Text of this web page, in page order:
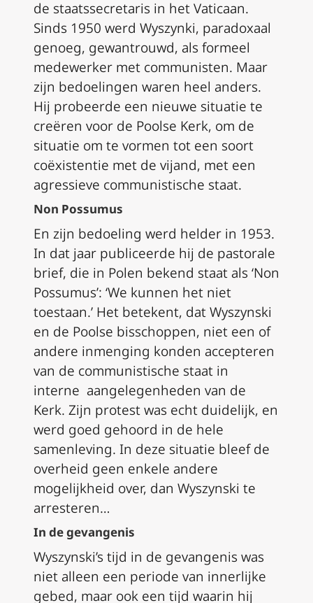
de staatssecretaris in het Vaticaan.
Sinds 1950 werd Wyszynki, paradoxaal
genoeg, gewantrouwd, als formeel
medewerker met communisten. Maar
zijn bedoelingen waren heel anders.
Hij probeerde een nieuwe situatie te
creëren voor de Poolse Kerk, om de
situatie om te vormen tot een soort
coëxistentie met de vijand, met een
agressieve communistische staat.
Non Possumus
En zijn bedoeling werd helder in 1953.
In dat jaar publiceerde hij de pastorale
brief, die in Polen bekend staat als ‘Non
Possumus’: ‘We kunnen het niet
toestaan.’ Het betekent, dat Wyszynski
en de Poolse bisschoppen, niet een of
andere inmenging konden accepteren
van de communistische staat in
interne aangelegenheden van de
Kerk. Zijn protest was echt duidelijk, en
werd goed gehoord in de hele
samenleving. In deze situatie bleef de
overheid geen enkele andere
mogelijkheid over, dan Wyszynski te
arresteren…
In de gevangenis
Wyszynski’s tijd in de gevangenis was
niet alleen een periode van innerlijke
gebed, maar ook een tijd waarin hij